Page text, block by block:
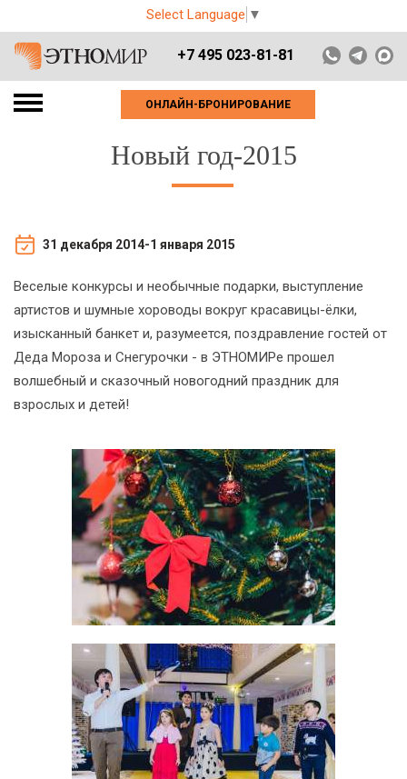
Select Language ▼
+7 495 023-81-81
ОНЛАЙН-БРОНИРОВАНИЕ
Новый год-2015
31 декабря 2014-1 января 2015
Веселые конкурсы и необычные подарки, выступление
артистов и шумные хороводы вокруг красавицы-ёлки,
изысканный банкет и, разумеется, поздравление гостей от
Деда Мороза и Снегурочки - в ЭТНОМИРе прошел
волшебный и сказочный новогодний праздник для
взрослых и детей!